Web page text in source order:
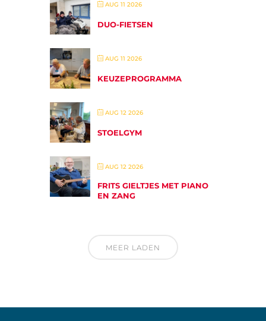
AUG 11 2026
DUO-FIETSEN
AUG 11 2026
KEUZEPROGRAMMA
AUG 12 2026
STOELGYM
AUG 12 2026
FRITS GIELTJES MET PIANO
EN ZANG
MEER LADEN